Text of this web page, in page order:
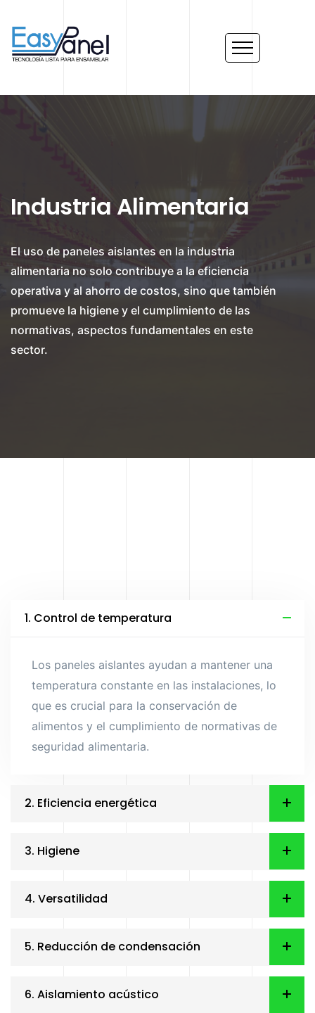
Industria Alimentaria
El uso de paneles aislantes en la industria
alimentaria no solo contribuye a la eficiencia
operativa y al ahorro de costos, sino que también
promueve la higiene y el cumplimiento de las
normativas, aspectos fundamentales en este
sector.
1. Control de temperatura
Los paneles aislantes ayudan a mantener una
temperatura constante en las instalaciones, lo
que es crucial para la conservación de
alimentos y el cumplimiento de normativas de
seguridad alimentaria.
2. Eficiencia energética
3. Higiene
4. Versatilidad
5. Reducción de condensación
6. Aislamiento acústico